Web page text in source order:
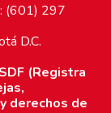
(601) 297
D.C.
(Registra
derechos de